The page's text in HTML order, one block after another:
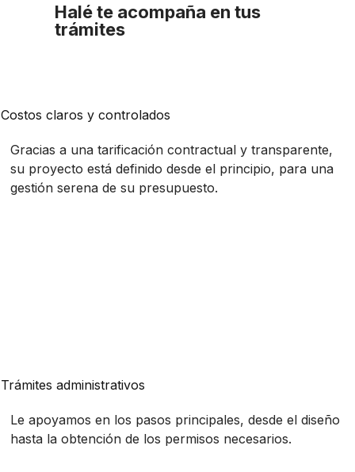
Costos claros y controlados
Gracias a una tarificación contractual y transparente,
su proyecto está definido desde el principio, para una
gestión serena de su presupuesto.
Trámites administrativos
Le apoyamos en los pasos principales, desde el diseño
hasta la obtención de los permisos necesarios.
Halé te acompaña en tus
trámites